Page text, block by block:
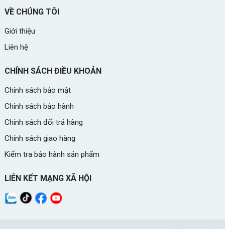
VỀ CHÚNG TÔI
Giới thiệu
Liên hệ
CHÍNH SÁCH ĐIỀU KHOẢN
Chính sách bảo mật
Chính sách bảo hành
Chính sách đổi trả hàng
Chính sách giao hàng
Kiểm tra bảo hành sản phẩm
LIÊN KẾT MẠNG XÃ HỘI